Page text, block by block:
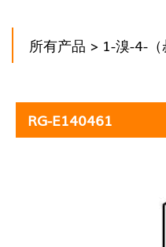
所有产品 > 1-溴-4-
RG-E140461